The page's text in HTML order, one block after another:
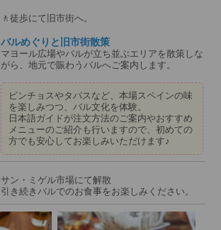
🚶徒歩にて旧市街へ。
バルめぐりと旧市街散策
マヨール広場やバルが立ち並ぶエリアを散策しな
がら、地元で賑わうバルへご案内します。
ピンチョスやタパスなど、本場スペインの味
を楽しみつつ、バル文化を体験。
日本語ガイドが注文方法のご案内やおすすめ
メニューのご紹介も行いますので、初めての
方でも安心してお楽しみいただけます♪
サン・ミゲル市場にて解散
引き続きバルでのお食事をお楽しみください。